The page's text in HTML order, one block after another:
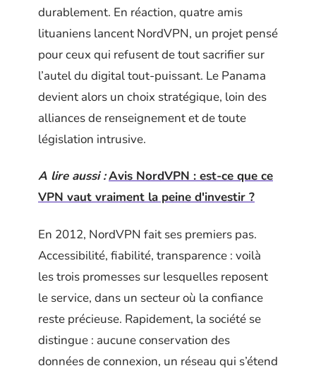
durablement. En réaction, quatre amis
lituaniens lancent NordVPN, un projet pensé
pour ceux qui refusent de tout sacrifier sur
l’autel du digital tout-puissant. Le Panama
devient alors un choix stratégique, loin des
alliances de renseignement et de toute
législation intrusive.
A lire aussi :Avis NordVPN : est-ce que ce
VPN vaut vraiment la peine d'investir ?
En 2012, NordVPN fait ses premiers pas.
Accessibilité, fiabilité, transparence : voilà
les trois promesses sur lesquelles reposent
le service, dans un secteur où la confiance
reste précieuse. Rapidement, la société se
distingue : aucune conservation des
données de connexion, un réseau qui s’étend